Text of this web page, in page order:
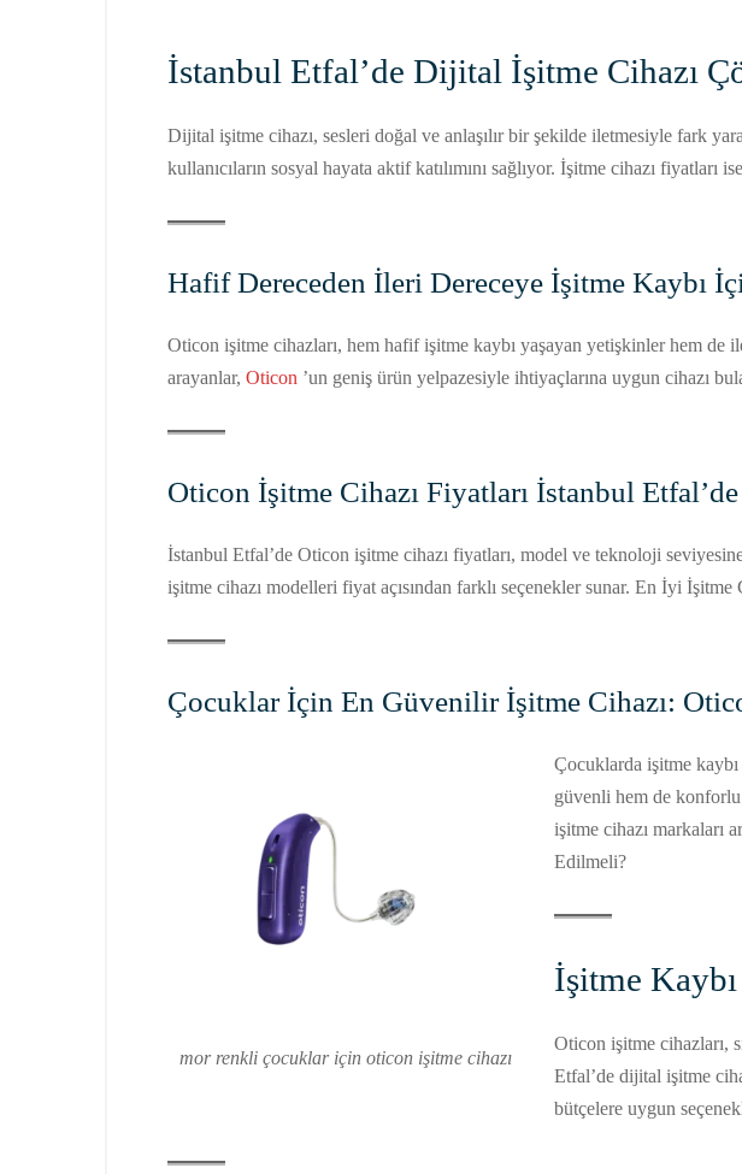
İstanbul Etfal’de Dijital İşitme Cihazı
Dijital işitme cihazı, sesleri doğal ve anlaşılır bir şekilde iletmesiyle fark
kullanıcıların sosyal hayata aktif katılımını sağlıyor. İşitme cihazı fiyatları
Hafif Dereceden İleri Dereceye İşitme Kaybı
Oticon işitme cihazları, hem hafif işitme kaybı yaşayan yetişkinler hem
arayanlar, Oticon ’un geniş ürün yelpazesiyle ihtiyaçlarına uygun cihazı
Oticon İşitme Cihazı Fiyatları İstanbul
İstanbul Etfal’de Oticon işitme cihazı fiyatları, model ve teknoloji
işitme cihazı modelleri fiyat açısından farklı seçenekler sunar. En İyi
Çocuklar İçin En Güvenilir İşitme Cihazı:
mor renkli çocuklar için oticon işitme cihazı
Çocuklarda işitme
güvenli hem de
işitme cihazı markaları
Edilmeli?
İşitme
Oticon işitme cihazları,
Etfal’de dijital işitme
bütçelere uygun